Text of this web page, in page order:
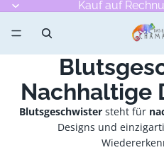
Kauf auf
Nachhaltige
Blutsgeschwister steht für
Designs und